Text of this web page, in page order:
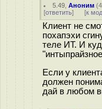
5.49 ,Аноним (
[ответить] [к
Клиент не
похапэхи
теле ИТ. И
Если у
должен
дай в любом